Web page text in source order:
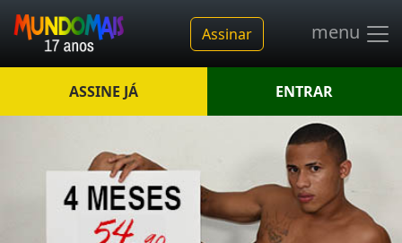
Assinar menu
ASSINE JÁ ENTRAR